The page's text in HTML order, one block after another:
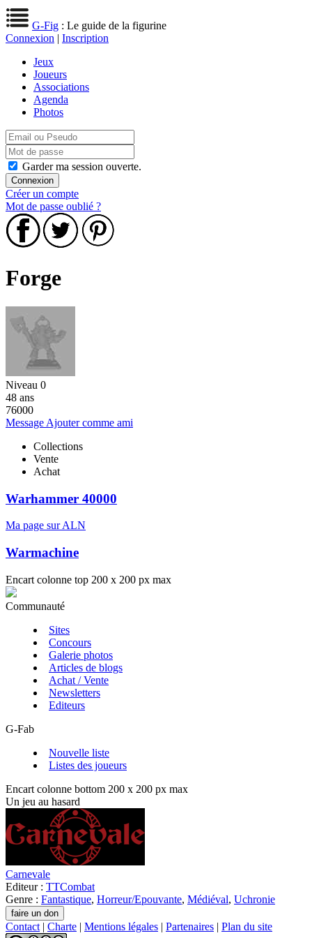
G-Fig : Le guide de la figurine
Connexion | Inscription
Jeux
Joueurs
Associations
Agenda
Photos
Garder ma session ouverte.
Créer un compte
Mot de passe oublié ?
Forge
Niveau 0
48 ans
76000
Message Ajouter comme ami
Collections
Vente
Achat
Warhammer 40000
Ma page sur ALN
Warmachine
Encart colonne top 200 x 200 px max
Communauté
Sites
Concours
Galerie photos
Articles de blogs
Achat / Vente
Newsletters
Editeurs
G-Fab
Nouvelle liste
Listes des joueurs
Encart colonne bottom 200 x 200 px max
Un jeu au hasard
Carnevale
Editeur : TTCombat
Genre : Fantastique, Horreur/Epouvante, Médiéval, Uchronie
Contact | Charte | Mentions légales | Partenaires | Plan du site